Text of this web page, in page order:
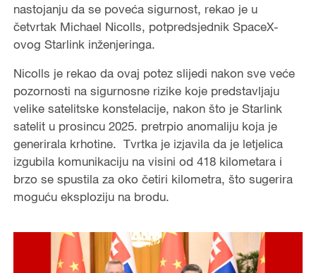
nastojanju da se poveća sigurnost, rekao je u
četvrtak Michael Nicolls, potpredsjednik SpaceX-
ovog Starlink inženjeringa.
Nicolls je rekao da ovaj potez slijedi nakon sve veće
pozornosti na sigurnosne rizike koje predstavljaju
velike satelitske konstelacije, nakon što je Starlink
satelit u prosincu 2025. pretrpio anomaliju koja je
generirala krhotine. Tvrtka je izjavila da je letjelica
izgubila komunikaciju na visini od 418 kilometara i
brzo se spustila za oko četiri kilometra, što sugerira
moguću eksploziju na brodu.